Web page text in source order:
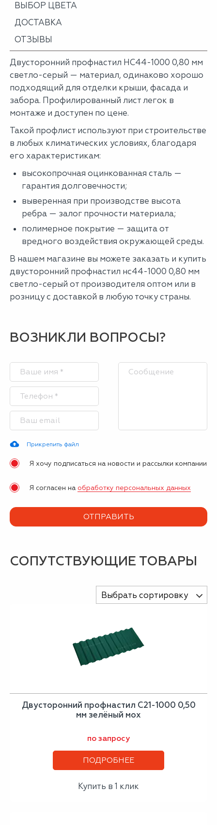
ВЫБОР ЦВЕТА
ДОСТАВКА
ОТЗЫВЫ
Двусторонний профнастил НС44-1000 0,80 мм
светло-серый — материал, одинаково хорошо
подходящий для отделки крыши, фасада и
забора. Профилированный лист легок в
монтаже и доступен по цене.
Такой профлист используют при строительстве
в любых климатических условиях, благодаря
его характеристикам:
высокопрочная оцинкованная сталь —
гарантия долговечности;
выверенная при производстве высота
ребра — залог прочности материала;
полимерное покрытие — защита от
вредного воздействия окружающей среды.
В нашем магазине вы можете заказать и купить
двусторонний профнастил нс44-1000 0,80 мм
светло-серый от производителя оптом или в
розницу с доставкой в любую точку страны.
ВОЗНИКЛИ ВОПРОСЫ?
Прикрепить файл
Я хочу подписаться на новости и рассылки компании
Я согласен на обработку персональных данных
СОПУТСТВУЮЩИЕ ТОВАРЫ
Выбрать сортировку
Двусторонний профнастил С21-1000 0,50
мм зелёный мох
по запросу
ПОДРОБНЕЕ
Купить в 1 клик